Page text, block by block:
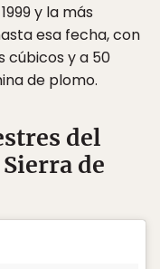
y la más
esa fecha, con
cúbicos y a 50
de plomo.
del
de